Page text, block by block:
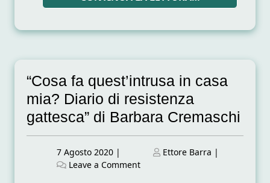
“Cosa fa quest’intrusa in casa
mia? Diario di resistenza
gattesca” di Barbara Cremaschi
Posted
on
7 Agosto 2020 |
Posted
Ettore Barra |
Leave a Commenton